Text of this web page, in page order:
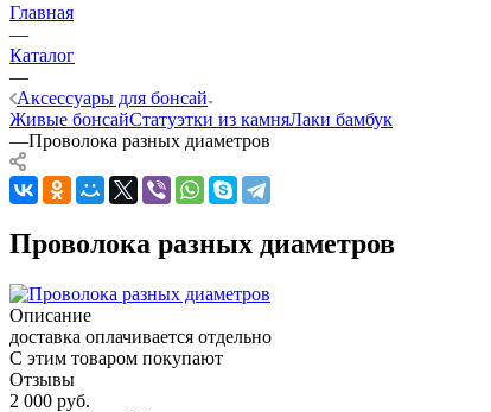
Главная
—
Каталог
—
Аксессуары для бонсай
Живые бонсайСтатуэтки из камняЛаки бамбук
—Проволока разных диаметров
Проволока разных диаметров
Описание
доставка оплачивается отдельно
С этим товаром покупают
Отзывы
2 000 руб.